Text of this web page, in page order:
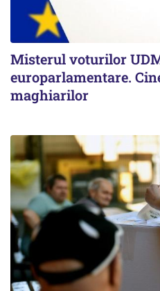
Misterul voturilor
europarlamentare.
maghiarilor